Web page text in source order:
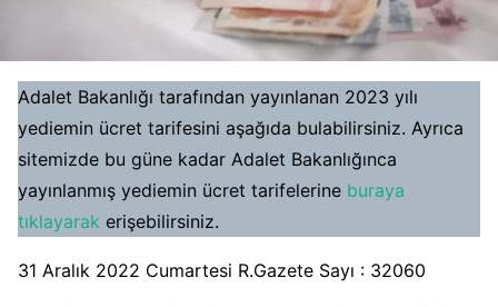
Adalet Bakanlığı tarafından yayınlanan 2023 yılı
yediemin ücret tarifesini aşağıda bulabilirsiniz. Ayrıca
sitemizde bu güne kadar Adalet Bakanlığınca
yayınlanmış yediemin ücret tarifelerine buraya
tıklayarak erişebilirsiniz.
31 Aralık 2022 Cumartesi R.Gazete Sayı : 32060